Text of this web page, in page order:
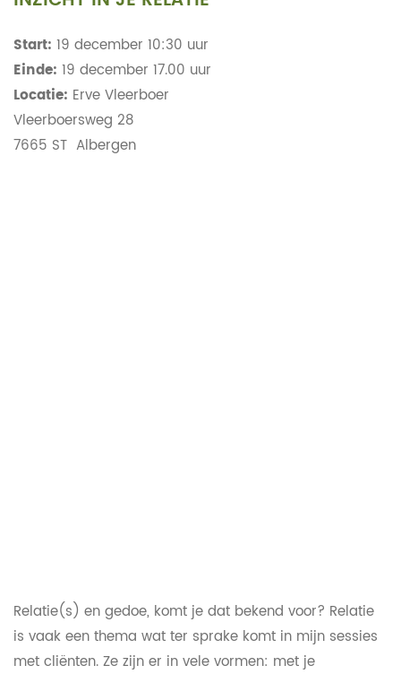
Start: 19 december 10:30 uur
Einde: 19 december 17.00 uur
Locatie: Erve Vleerboer
Vleerboersweg 28
7665 ST Albergen
Relatie(s) en gedoe, komt je dat bekend voor? Relatie
is vaak een thema wat ter sprake komt in mijn sessies
met cliënten. Ze zijn er in vele vormen: met je